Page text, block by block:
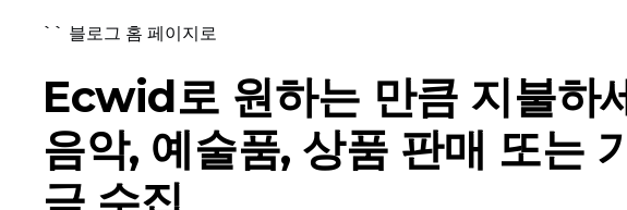
`` 블로그 홈 페이지로
Ecwid로 원하는 만큼 지불하
음악, 예술품, 상품 판매 또는